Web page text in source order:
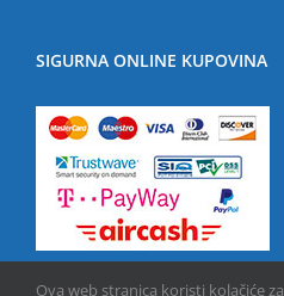
SIGURNA ONLINE KUPOVINA
Ova web stranica koristi kolačiće za